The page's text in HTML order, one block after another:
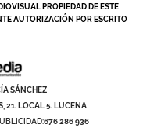
PROPIEDAD DE ESTE
AUTORIZACIÓN POR ESCRITO
SÁNCHEZ
21. LOCAL 5. LUCENA
676 286 936